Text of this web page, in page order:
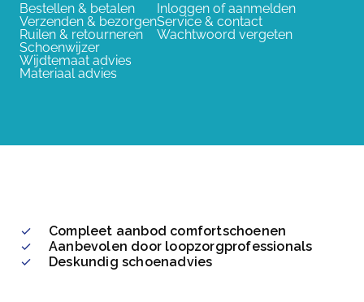
Bestellen & betalen
Verzenden & bezorgen
Ruilen & retourneren
Schoenwijzer
Wijdtemaat advies
Materiaal advies
Inloggen of aanmelden
Service & contact
Wachtwoord vergeten
Compleet aanbod comfortschoenen
Aanbevolen door loopzorgprofessionals
Deskundig schoenadvies